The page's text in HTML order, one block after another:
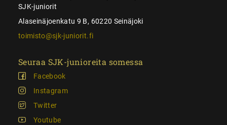
SJK-juniorit
Alaseinäjoenkatu 9 B, 60220 Seinäjoki
toimisto@sjk-juniorit.fi
Seuraa SJK-junioreita somessa
Facebook
Instagram
Twitter
Youtube